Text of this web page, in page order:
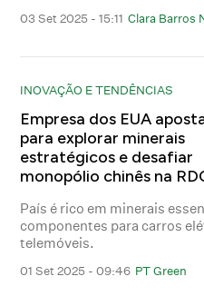
03 Set 2025 - 15:11 Clara Barros
INOVAÇÃO E TENDÊNCIAS
Empresa dos EUA
para explorar minerais
estratégicos e desafiar
monopólio chinês na
País é rico em minerais
componentes para carros
telemóveis.
01 Set 2025 - 09:46 PT Green